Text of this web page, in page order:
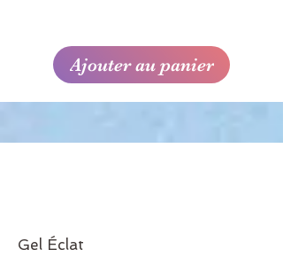
Ajouter au panier
Gel Éclat